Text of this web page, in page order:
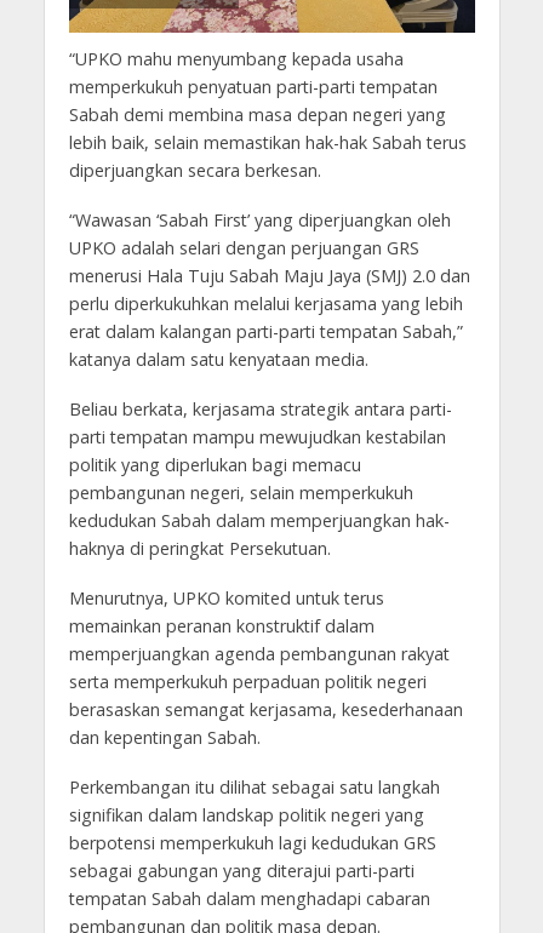
“UPKO mahu menyumbang kepada usaha
memperkukuh penyatuan parti-parti tempatan
Sabah demi membina masa depan negeri yang
lebih baik, selain memastikan hak-hak Sabah terus
diperjuangkan secara berkesan.
“Wawasan ‘Sabah First’ yang diperjuangkan oleh
UPKO adalah selari dengan perjuangan GRS
menerusi Hala Tuju Sabah Maju Jaya (SMJ) 2.0 dan
perlu diperkukuhkan melalui kerjasama yang lebih
erat dalam kalangan parti-parti tempatan Sabah,”
katanya dalam satu kenyataan media.
Beliau berkata, kerjasama strategik antara parti-
parti tempatan mampu mewujudkan kestabilan
politik yang diperlukan bagi memacu
pembangunan negeri, selain memperkukuh
kedudukan Sabah dalam memperjuangkan hak-
haknya di peringkat Persekutuan.
Menurutnya, UPKO komited untuk terus
memainkan peranan konstruktif dalam
memperjuangkan agenda pembangunan rakyat
serta memperkukuh perpaduan politik negeri
berasaskan semangat kerjasama, kesederhanaan
dan kepentingan Sabah.
Perkembangan itu dilihat sebagai satu langkah
signifikan dalam landskap politik negeri yang
berpotensi memperkukuh lagi kedudukan GRS
sebagai gabungan yang diterajui parti-parti
tempatan Sabah dalam menghadapi cabaran
pembangunan dan politik masa depan.